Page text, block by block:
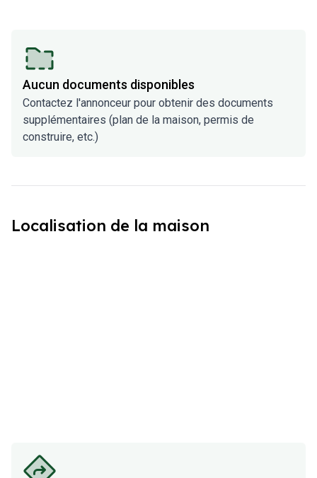
Aucun documents disponibles
Contactez l'annonceur pour obtenir des documents
supplémentaires (plan de la maison, permis de
construire, etc.)
Localisation de la maison